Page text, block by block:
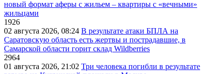
новый формат аферы с жильем – квартиры с «вечными»
жильцами
1926
02 августа 2026, 08:24 В результате атаки БПЛА на
Саратовскую область есть жертвы и пострадавшие, в
Самарской области горит склад Wildberries
2964
01 августа 2026, 21:02 Три человека погибли в результате